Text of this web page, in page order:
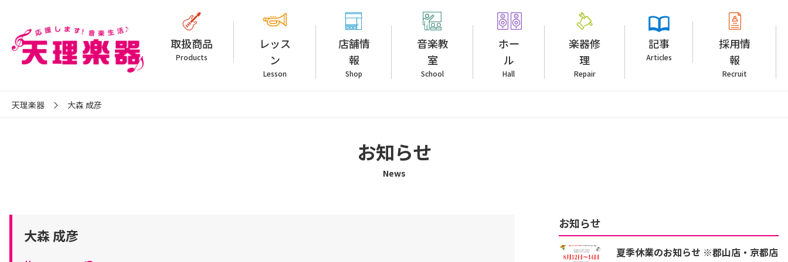
取扱商品
Products
レッス
ン
Lesson
店舗情
報
Shop
音楽教
室
School
ホー
ル
Hall
楽器修
理
Repair
記事
Articles
採用情
報
Recruit
天理楽器 大森 成彦
お知らせ
News
大森 成彦
お知らせ
夏季休業のお知らせ ※郡山店・京都店